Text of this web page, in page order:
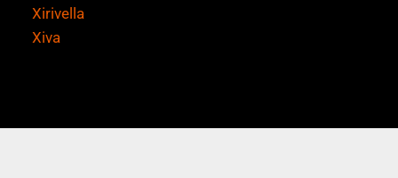
Xirivella
Xiva